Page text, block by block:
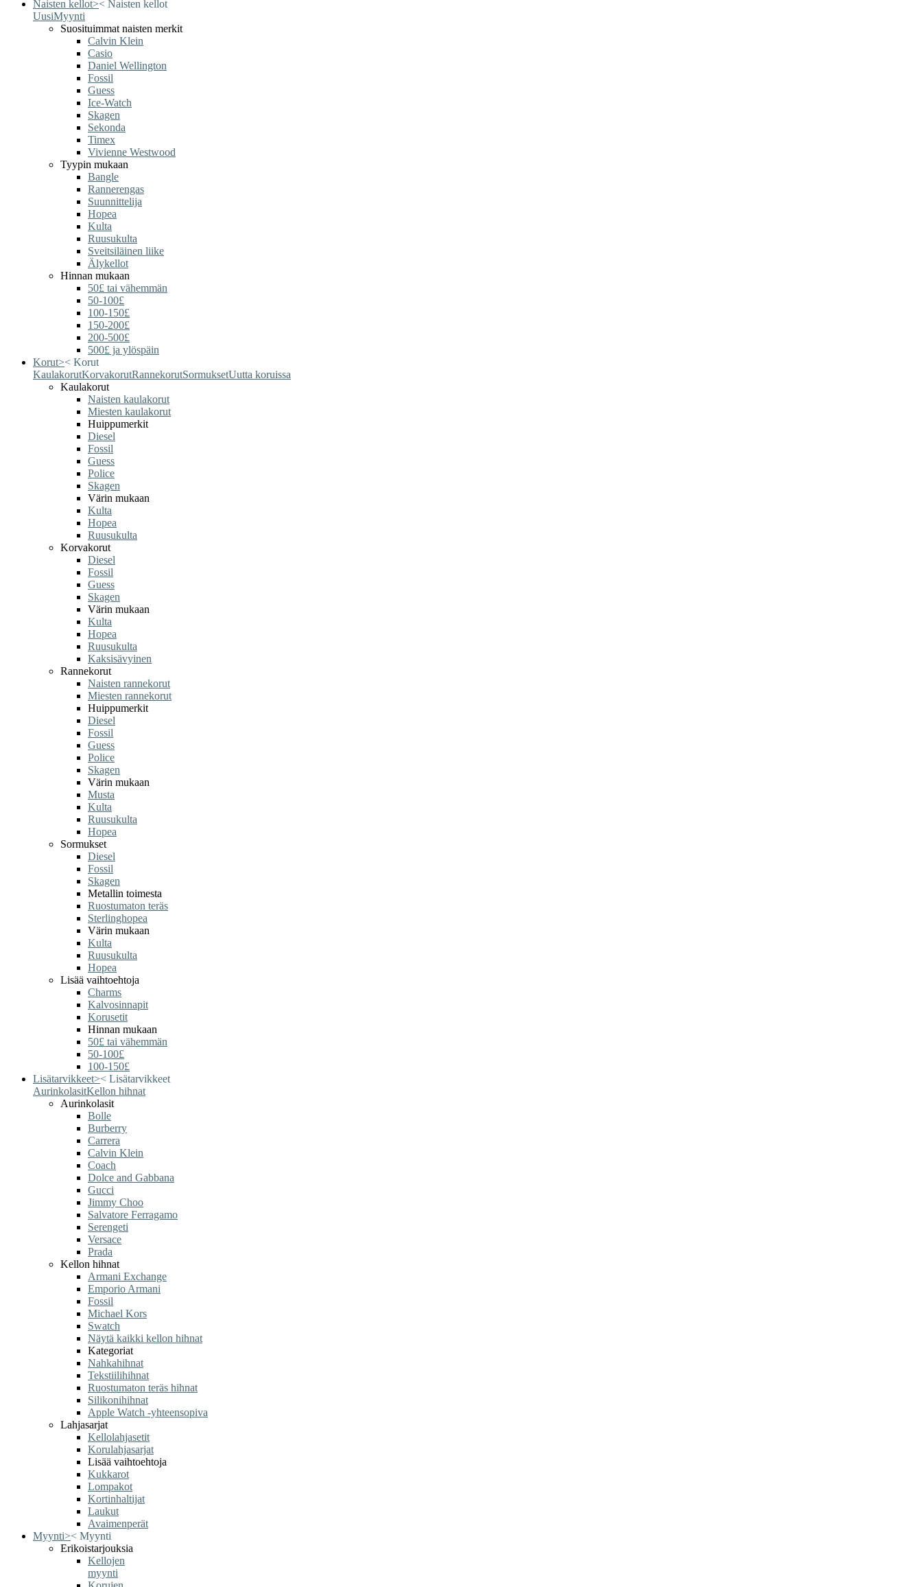
Naisten kellot>< Naisten kellot
UusiMyynti
Suosituimmat naisten merkit
Calvin Klein
Casio
Daniel Wellington
Fossil
Guess
Ice-Watch
Skagen
Sekonda
Timex
Vivienne Westwood
Tyypin mukaan
Bangle
Rannerengas
Suunnittelija
Hopea
Kulta
Ruusukulta
Sveitsiläinen liike
Älykellot
Hinnan mukaan
50£ tai vähemmän
50-100£
100-150£
150-200£
200-500£
500£ ja ylöspäin
Korut>< Korut
KaulakorutKorvakorutRannekorutSormuksetUutta koruissa
Kaulakorut
Naisten kaulakorut
Miesten kaulakorut
Huippumerkit
Diesel
Fossil
Guess
Police
Skagen
Värin mukaan
Kulta
Hopea
Ruusukulta
Korvakorut
Diesel
Fossil
Guess
Skagen
Värin mukaan
Kulta
Hopea
Ruusukulta
Kaksisävyinen
Rannekorut
Naisten rannekorut
Miesten rannekorut
Huippumerkit
Diesel
Fossil
Guess
Police
Skagen
Värin mukaan
Musta
Kulta
Ruusukulta
Hopea
Sormukset
Diesel
Fossil
Skagen
Metallin toimesta
Ruostumaton teräs
Sterlinghopea
Värin mukaan
Kulta
Ruusukulta
Hopea
Lisää vaihtoehtoja
Charms
Kalvosinnapit
Korusetit
Hinnan mukaan
50£ tai vähemmän
50-100£
100-150£
Lisätarvikkeet>< Lisätarvikkeet
AurinkolasitKellon hihnat
Aurinkolasit
Bolle
Burberry
Carrera
Calvin Klein
Coach
Dolce and Gabbana
Gucci
Jimmy Choo
Salvatore Ferragamo
Serengeti
Versace
Prada
Kellon hihnat
Armani Exchange
Emporio Armani
Fossil
Michael Kors
Swatch
Näytä kaikki kellon hihnat
Kategoriat
Nahkahihnat
Tekstiilihihnat
Ruostumaton teräs hihnat
Silikonihihnat
Apple Watch -yhteensopiva
Lahjasarjat
Kellolahjasetit
Korulahjasarjat
Lisää vaihtoehtoja
Kukkarot
Lompakot
Kortinhaltijat
Laukut
Avaimenperät
Myynti>< Myynti
Erikoistarjouksia
Kellojen
myynti